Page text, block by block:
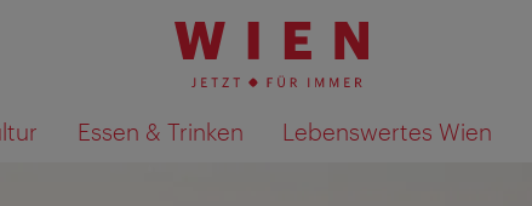
Essen & Trinken Lebenswertes Wien